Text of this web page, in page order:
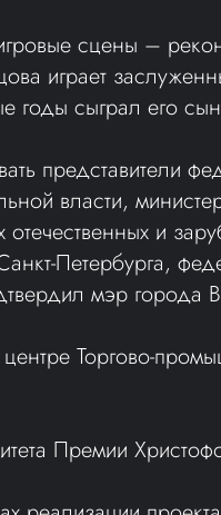
сцены –
играет
годы сыграл его
представители
власти,
и
Петербурга,
мэр города
Торгово-
Премии